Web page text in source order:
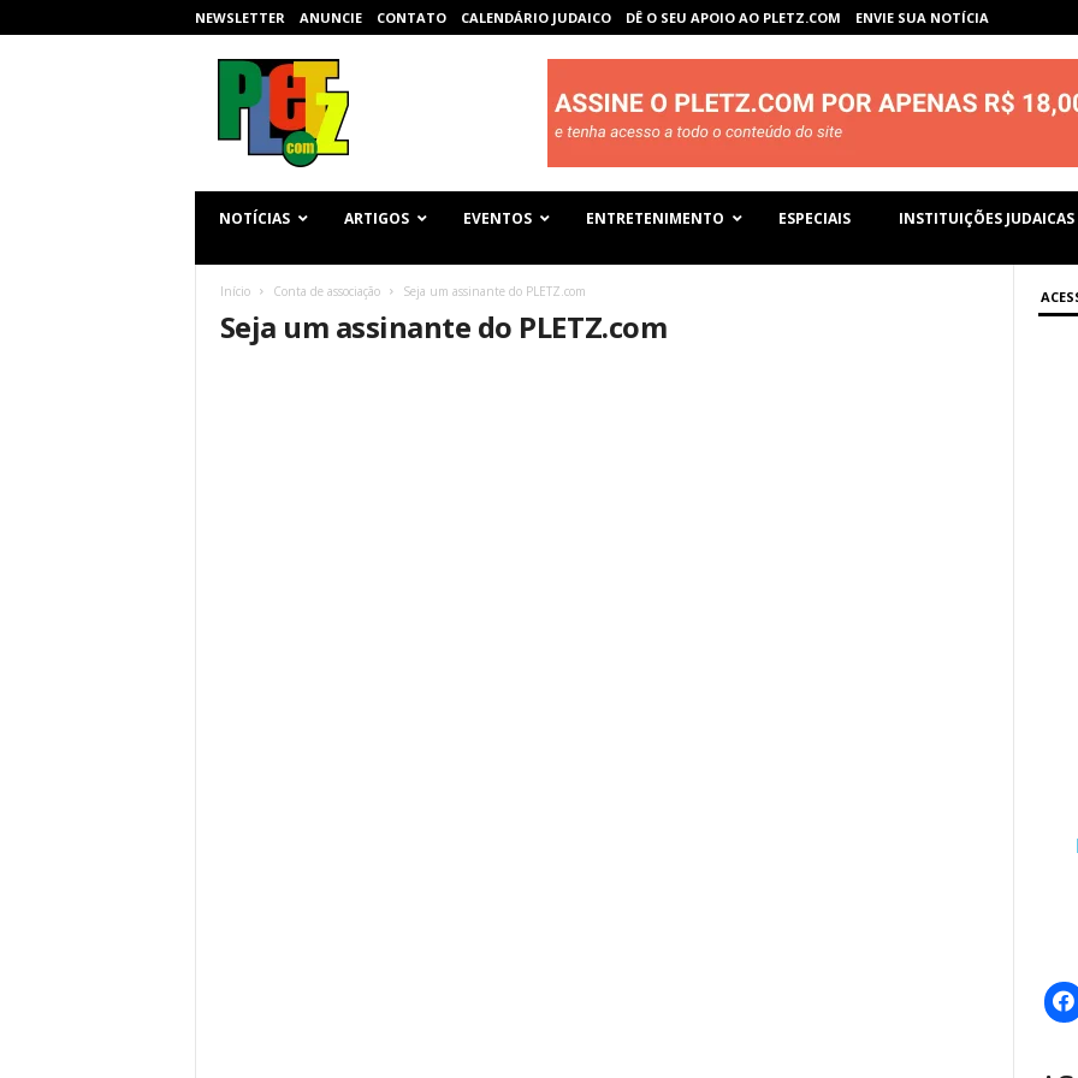
NEWSLETTER ANUNCIE CONTATO CALENDÁRIO JUDAICO DÊ O SEU APOIO AO PLETZ.COM ENVIE SUA NOTÍCIA
NOTÍCIAS ARTIGOS EVENTOS ENTRETENIMENTO ESPECIAIS INSTITUIÇÕES JUDAICAS
Início Conta de associação Seja um assinante do PLETZ.com
Seja um assinante do PLETZ.com